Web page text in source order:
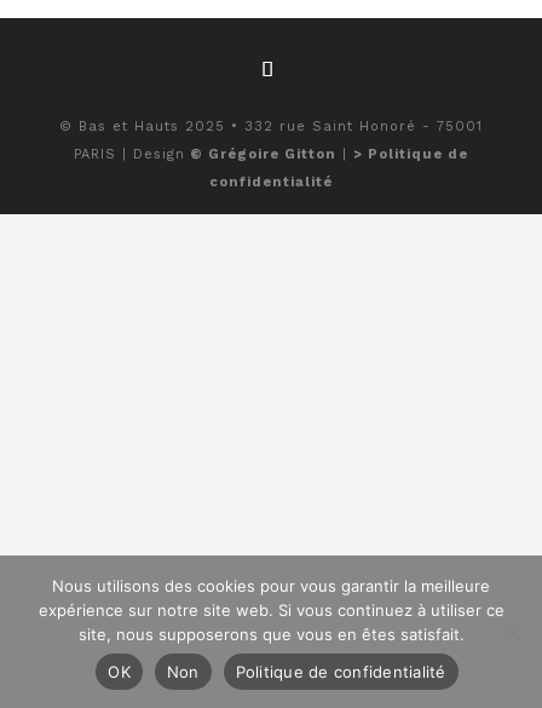
© Bas et Hauts 2025 • 332 rue Saint Honoré - 75001
PARIS | Design © Grégoire Gitton
> Politique de
confidentialité
Nous utilisons des cookies pour vous garantir la meilleure
expérience sur notre site web. Si vous continuez à utiliser ce
site, nous supposerons que vous en êtes satisfait.
OK
Non Politique de confidentialité